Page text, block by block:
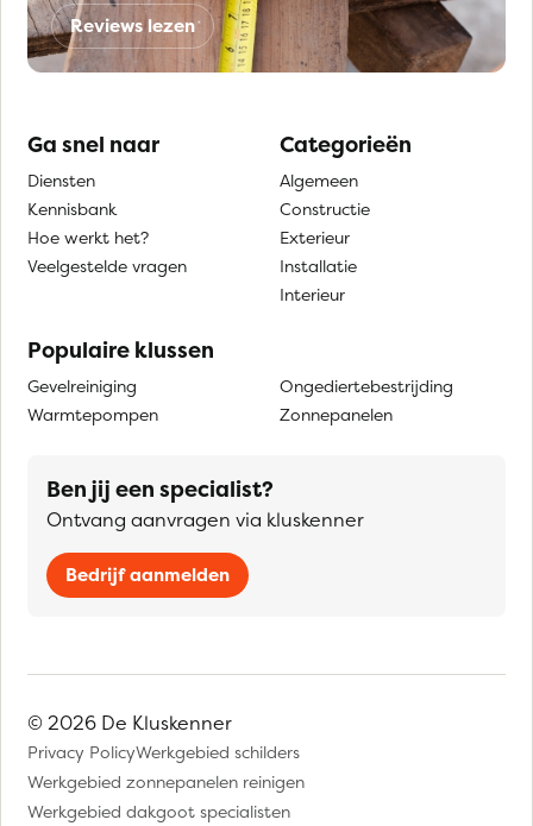
Reviews lezen
Ga snel naar
Diensten
Kennisbank
Hoe werkt het?
Veelgestelde vragen
Categorieën
Algemeen
Constructie
Exterieur
Installatie
Interieur
Populaire klussen
Gevelreiniging
Warmtepompen
Ongediertebestrijding
Zonnepanelen
Ben jij een specialist?
Ontvang aanvragen via kluskenner
Bedrijf aanmelden
© 2026 De Kluskenner
Privacy PolicyWerkgebied schilders
Werkgebied zonnepanelen reinigen
Werkgebied dakgoot specialisten